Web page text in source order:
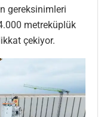
gereksinimleri
metreküplük
çekiyor.